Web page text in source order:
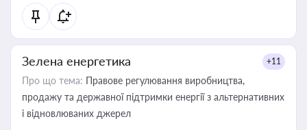
Зелена енергетика +11
Про що тема: Правове регулювання виробництва,
продажу та державної підтримки енергії з альтернативних
і відновлюваних джерел